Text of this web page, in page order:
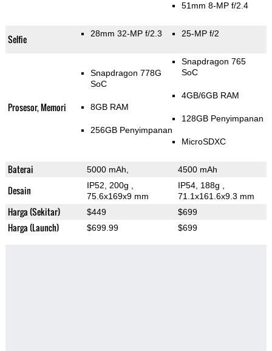
51mm 8-MP f/2.4
Selfie 28mm 32-MP f/2.3 25-MP f/2
Prosesor, Memori
Snapdragon 778G
SoC
8GB RAM
256GB Penyimpanan
Snapdragon 765
SoC
4GB/6GB RAM
128GB Penyimpanan
MicroSDXC
Baterai 5000 mAh, 4500 mAh
Desain IP52, 200g
75.6x169x9 mm
IP54, 188g
71.1x161.6x9.3 mm
Harga (Sekitar) $449 $699
Harga (Launch) $699.99 $699